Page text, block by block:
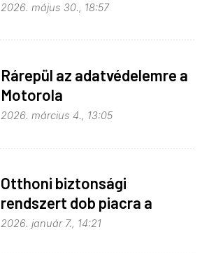
2026. május 30., 18:57
Rárepül az adatvédelemre a
Motorola
2026. március 4., 13:05
Otthoni biztonsági
rendszert dob piacra a
Ugreen
2026. január 7., 14:21